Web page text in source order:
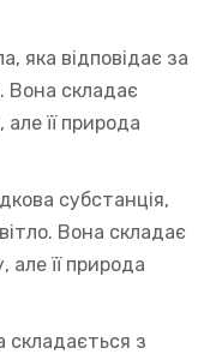
яка відповідає за
Вона складає
але її природа
субстанція,
Вона складає
але її природа
складається з